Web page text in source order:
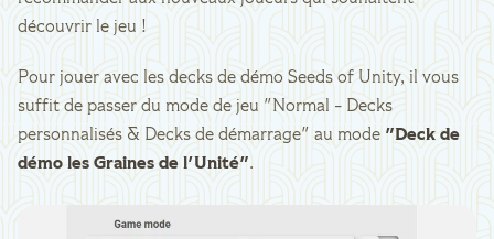
découvrir le jeu !
Pour jouer avec les decks de démo Seeds of Unity, il vous
suffit de passer du mode de jeu "Normal - Decks
personnalisés & Decks de démarrage" au mode "Deck de
démo les Graines de l'Unité".